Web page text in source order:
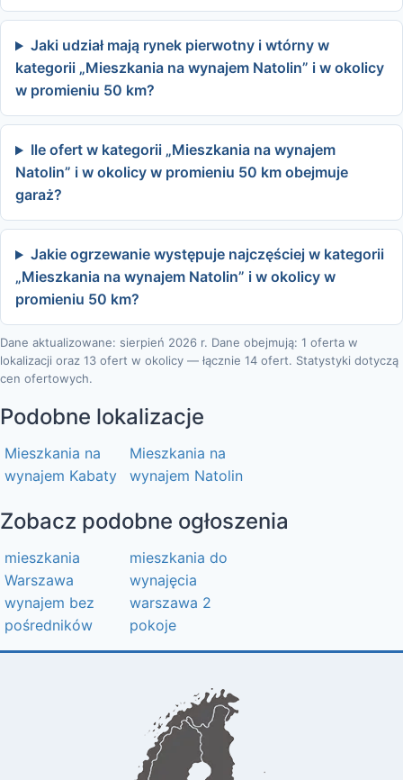
Jaki udział mają rynek pierwotny i wtórny w
kategorii „Mieszkania na wynajem Natolin” i w okolicy
w promieniu 50 km?
Ile ofert w kategorii „Mieszkania na wynajem
Natolin” i w okolicy w promieniu 50 km obejmuje
garaż?
Jakie ogrzewanie występuje najczęściej w kategorii
„Mieszkania na wynajem Natolin” i w okolicy w
promieniu 50 km?
Dane aktualizowane: sierpień 2026 r. Dane obejmują: 1 oferta w
lokalizacji oraz 13 ofert w okolicy — łącznie 14 ofert. Statystyki dotyczą
cen ofertowych.
Podobne lokalizacje
Mieszkania na
wynajem Kabaty
Mieszkania na
wynajem Natolin
Zobacz podobne ogłoszenia
mieszkania
Warszawa
wynajem bez
pośredników
mieszkania do
wynajęcia
warszawa 2
pokoje